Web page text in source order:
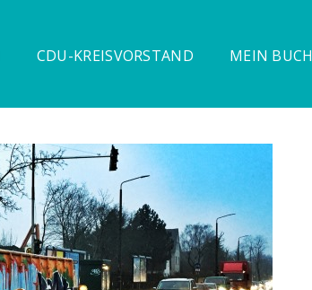
CDU-KREISVORSTAND MEIN BUCH